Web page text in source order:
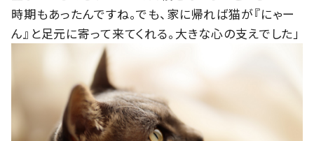
時期もあったんですね。でも、家に帰れば猫が『にゃー
ん』と足元に寄って来てくれる。大きな心の支えでした」